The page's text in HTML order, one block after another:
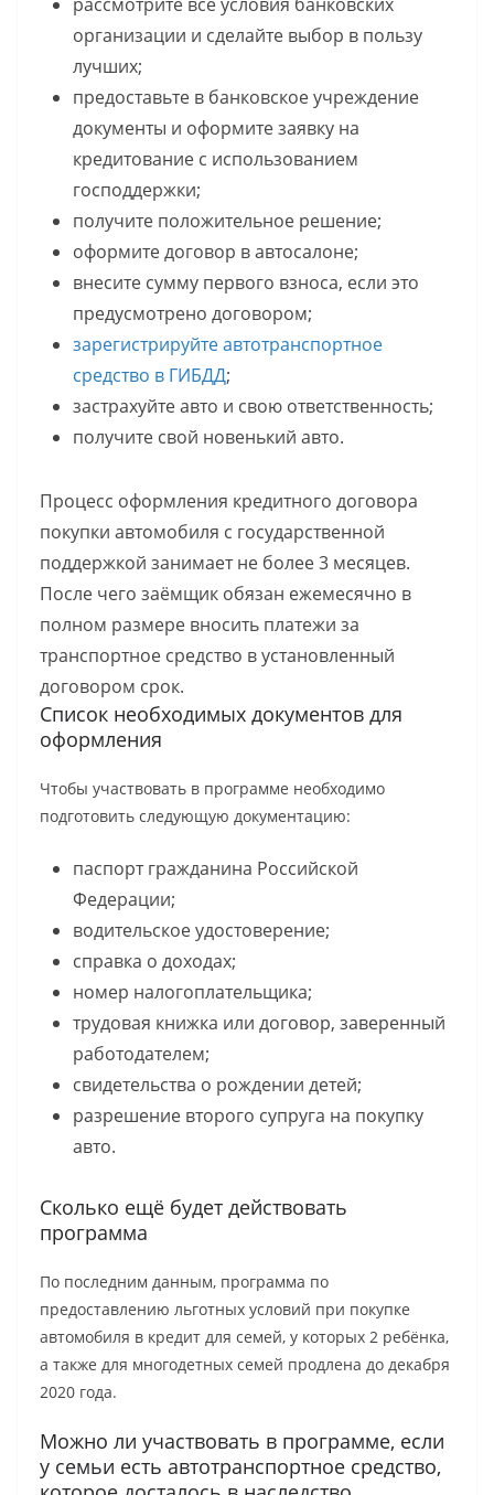
организации и сделайте выбор в пользу
лучших;
предоставьте в банковское учреждение
документы и оформите заявку на
кредитование с использованием
господдержки;
получите положительное решение;
оформите договор в автосалоне;
внесите сумму первого взноса, если это
предусмотрено договором;
зарегистрируйте автотранспортное
средство в ГИБДД;
застрахуйте авто и свою ответственность;
получите свой новенький авто.
Процесс оформления кредитного договора
покупки автомобиля с государственной
поддержкой занимает не более 3 месяцев.
После чего заёмщик обязан ежемесячно в
полном размере вносить платежи за
транспортное средство в установленный
договором срок.
Список необходимых документов для
оформления
Чтобы участвовать в программе необходимо
подготовить следующую документацию:
паспорт гражданина Российской
Федерации;
водительское удостоверение;
справка о доходах;
номер налогоплательщика;
трудовая книжка или договор, заверенный
работодателем;
свидетельства о рождении детей;
разрешение второго супруга на покупку
авто.
Сколько ещё будет действовать
программа
По последним данным, программа по
предоставлению льготных условий при покупке
автомобиля в кредит для семей, у которых 2 ребёнка,
а также для многодетных семей продлена до декабря
2020 года.
Можно ли участвовать в программе, если
у семьи есть автотранспортное средство,